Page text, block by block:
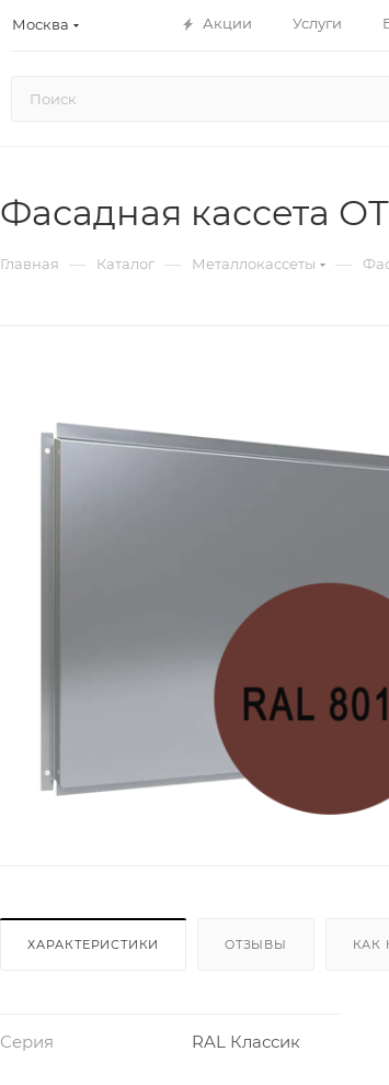
Москва Акции Услуги
Фасадная кассета ОТ
Главная — Каталог — Металлокассеты —
ХАРАКТЕРИСТИКИ ОТЗЫВЫ КАК
Серия RAL Классик